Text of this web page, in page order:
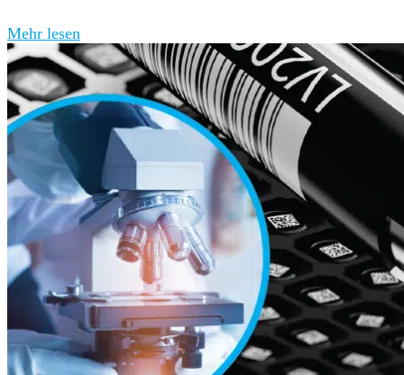
Mehr lesen